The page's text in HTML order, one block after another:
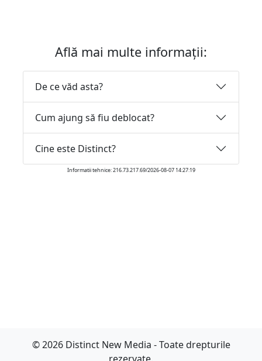
Află mai multe informații:
De ce văd asta?
Cum ajung să fiu deblocat?
Cine este Distinct?
Informatii tehnice: 216.73.217.69/2026-08-07 14:27:19
© 2026 Distinct New Media - Toate drepturile